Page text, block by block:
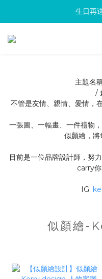
滿300
生日再
加入成為新
主題名
/
不管是友情、親情、愛情，
一張圖、一幅畫、一件禮物
似顏繪，將
目前是一位品牌設計師，努
carry
IG:
似顏繪-